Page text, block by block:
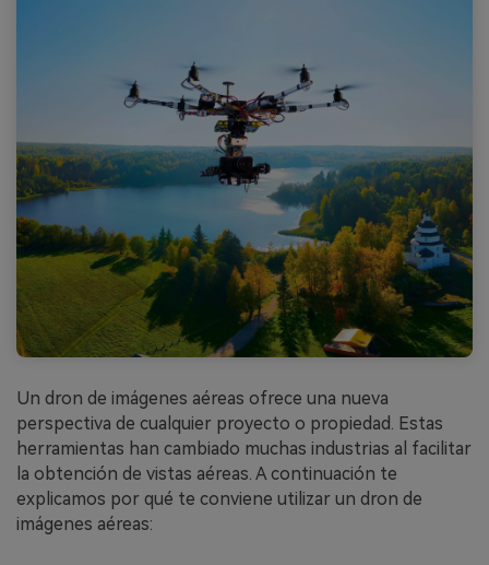
Un dron de imágenes aéreas ofrece una nueva
perspectiva de cualquier proyecto o propiedad. Estas
herramientas han cambiado muchas industrias al facilitar
la obtención de vistas aéreas. A continuación te
explicamos por qué te conviene utilizar un dron de
imágenes aéreas: